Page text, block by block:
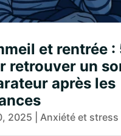
et rentrée :
retrouver un
après les
2025 Anxiété et stress